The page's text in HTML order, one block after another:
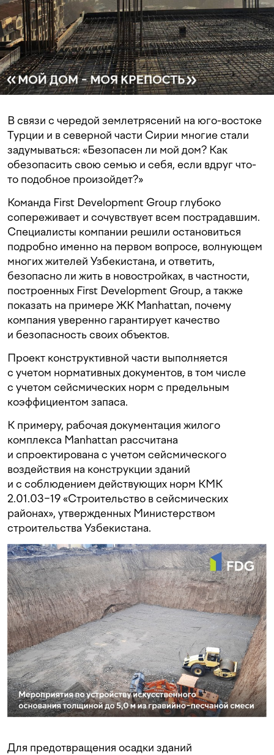
В связи с чередой землетрясений на юго-востоке
Турции и в северной части Сирии многие стали
задумываться: «Безопасен ли мой дом? Как
обезопасить свою семью и себя, если вдруг что-
то подобное произойдет?»
Команда First Development Group глубоко
сопереживает и сочувствует всем пострадавшим.
Специалисты компании решили остановиться
подробно именно на первом вопросе, волнующем
многих жителей Узбекистана, и ответить,
безопасно ли жить в новостройках, в частности,
построенных First Development Group, а также
показать на примере ЖК Manhattan, почему
компания уверенно гарантирует качество
и безопасность своих объектов.
Проект конструктивной части выполняется
с учетом нормативных документов, в том числе
с учетом сейсмических норм с предельным
коэффициентом запаса.
К примеру, рабочая документация жилого
комплекса Manhattan рассчитана
и спроектирована с учетом сейсмического
воздействия на конструкции зданий
и с соблюдением действующих норм КМК
2.01.03−19 «Строительство в сейсмических
районах», утвержденных Министерством
строительства Узбекистана.
Для предотвращения осадки зданий